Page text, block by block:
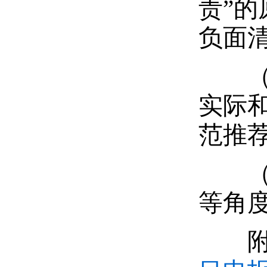
责”
负面
（
实际
范推
（
等角
附